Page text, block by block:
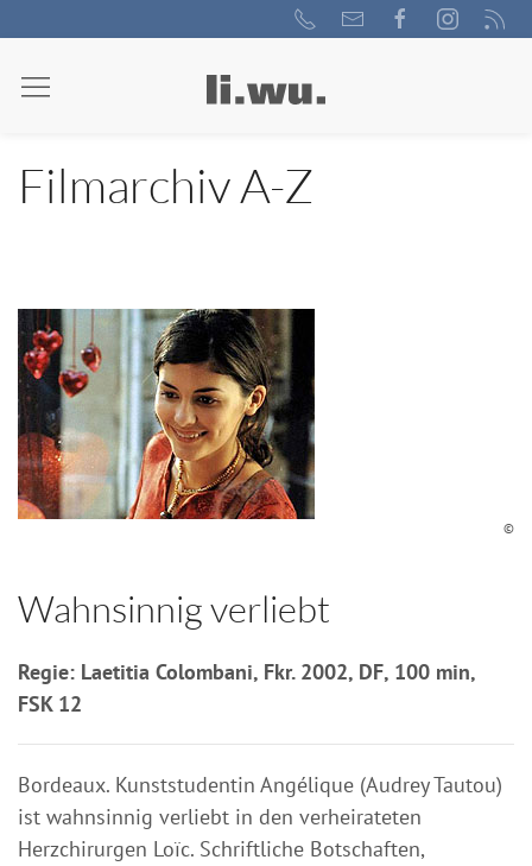
Filmarchiv A-Z
©
Wahnsinnig verliebt
Regie: Laetitia Colombani, Fkr. 2002, DF, 100 min,
FSK 12
Bordeaux. Kunststudentin Angélique (Audrey Tautou)
ist wahnsinnig verliebt in den verheirateten
Herzchirurgen Loïc. Schriftliche Botschaften,